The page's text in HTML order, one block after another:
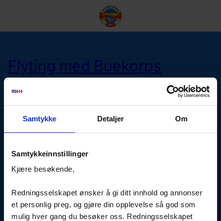
Samtykke Detaljer Om
Samtykkeinnstillinger
Kjære besøkende,
Redningsselskapet ønsker å gi ditt innhold og annonser
et personlig preg, og gjøre din opplevelse så god som
mulig hver gang du besøker oss. Redningsselskapet
innhold
Flyting med Buekorps
Flytefest
Arna Flyter